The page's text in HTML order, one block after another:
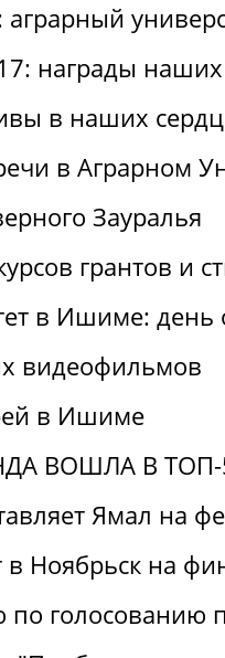
награды наших
в наших
в Аграрном
Зауралья
грантов и
в Ишиме: день
видеофильмов
в Ишиме
ВОШЛА В ТОП-
Ямал на
Ноябрьск на
по голосованию